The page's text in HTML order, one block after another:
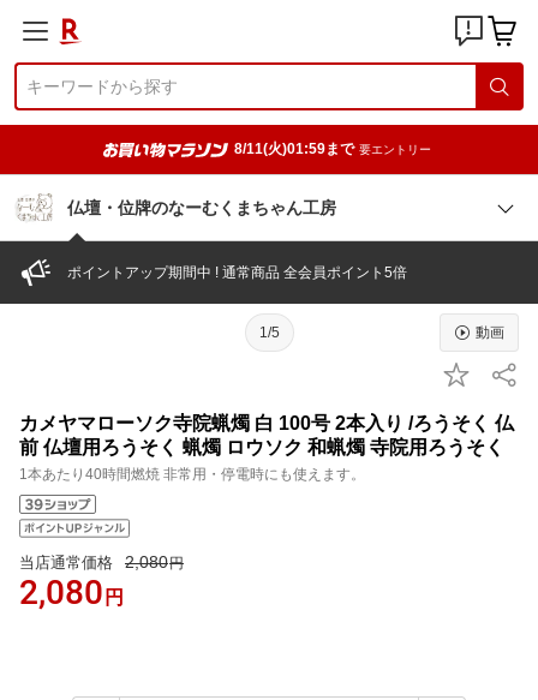
8/11(火)01:59まで 要エントリー
仏壇・位牌のなーむくまちゃん工房
ポイントアップ期間中 ! 通常商品 全会員ポイント5倍
1/5 動画
カメヤマローソク寺院蝋燭 白 100号 2本入り /ろうそく 仏
前 仏壇用ろうそく 蝋燭 ロウソク 和蝋燭 寺院用ろうそく
1本あたり40時間燃焼 非常用・停電時にも使えます。
当店通常価格 2,080円
2,080 円